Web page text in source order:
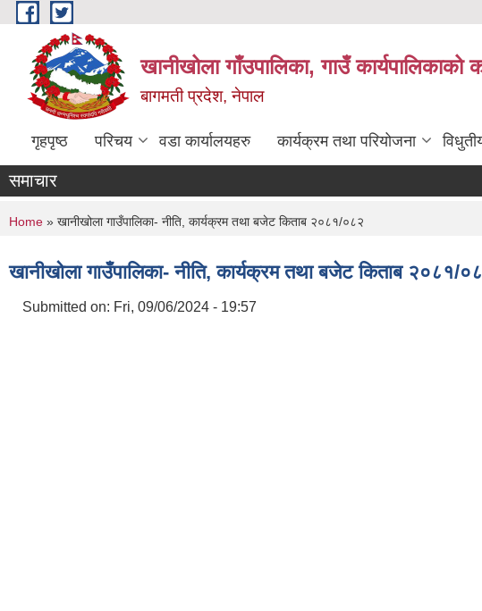
Skip to main content
खानीखोला गाँउपालिका, गाउँ कार्यपालिकाको
बागमती प्रदेश, नेपाल
गृहपृष्ठ परिचय वडा कार्यालयहरु कार्यक्रम तथा परियोजना
समाचार
You are here
Home » खानीखोला गाउँपालिका- नीति, कार्यक्रम तथा बजेट किताब २०८१/०८२
खानीखोला गाउँपालिका- नीति, कार्यक्रम तथा बजेट किताब २०८१/
Submitted on: Fri, 09/06/2024 - 19:57